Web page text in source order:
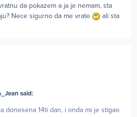
da pokazem a ja je nemam, sta
Nece sigurno da me vrate
ali sta
said:
donesena 14ti dan, i onda mi je stigao